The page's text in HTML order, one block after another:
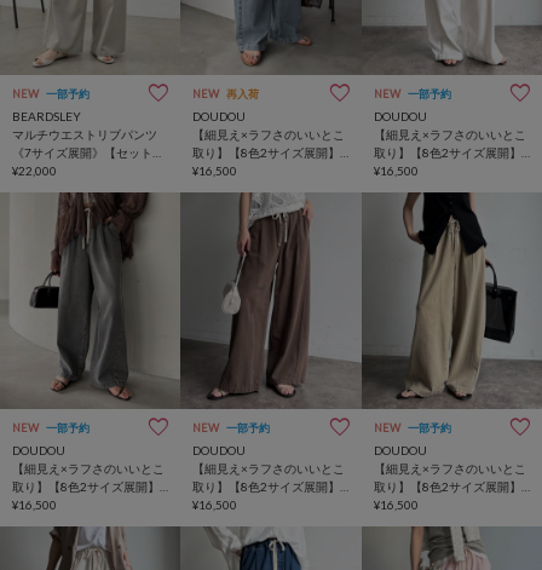
NEW 一部予約
BEARDSLEY
マルチウエストリブパンツ
《7サイズ展開》【セットア
ップ】
¥22,000
NEW 再入荷
DOUDOU
【細見え×ラフさのいいとこ
取り】【8色2サイズ展開】
デニムワイドイージーパン
¥16,500
NEW 一部予約
DOUDOU
【細見え×ラフさのいいとこ
取り】【8色2サイズ展開】
デニムワイドイージーパン
¥16,500
NEW 一部予約
DOUDOU
【細見え×ラフさのいいとこ
取り】【8色2サイズ展開】
デニムワイドイージーパン
ツ
¥16,500
NEW 一部予約
DOUDOU
【細見え×ラフさのいいとこ
取り】【8色2サイズ展開】
デニムワイドイージーパン
ツ
¥16,500
NEW 一部予約
DOUDOU
【細見え×ラフさのいいとこ
取り】【8色2サイズ展開】
デニムワイドイージーパン
ツ
¥16,500